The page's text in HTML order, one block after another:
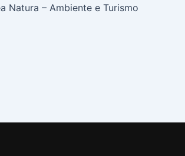
Natura – Ambiente e Turismo